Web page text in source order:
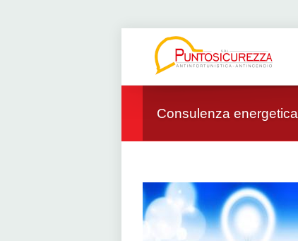
Consulenza energetica